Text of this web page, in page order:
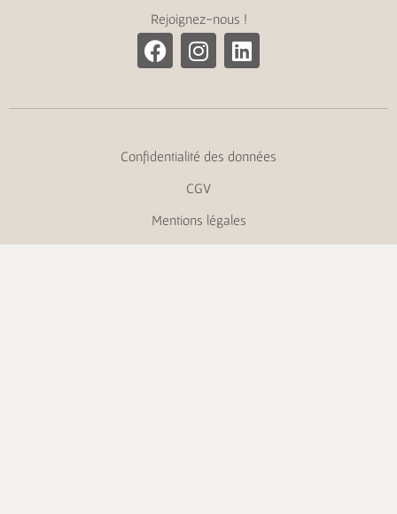
Rejoignez-nous !
Confidentialité des données
CGV
Mentions légales